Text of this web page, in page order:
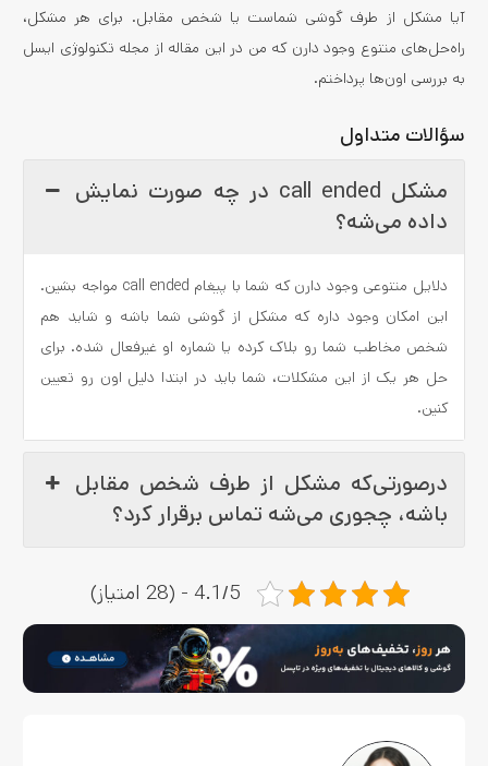
آیا مشکل از طرف گوشی شماست یا شخص مقابل. برای هر مشکل،
راه‌حل‌های متنوع وجود دارن که من در این مقاله از مجله تکنولوژی ایسل
به بررسی اون‌ها پرداختم.
سؤالات متداول
مشکل call ended در چه صورت نمایش
داده می‌شه؟
دلایل متنوعی وجود دارن که شما با پیغام call ended مواجه بشین.
این امکان وجود داره که مشکل از گوشی شما باشه و شاید هم
شخص مخاطب شما رو بلاک کرده یا شماره او غیرفعال شده. برای
حل هر یک از این مشکلات، شما باید در ابتدا دلیل اون رو تعیین
کنین.
درصورتی‌که مشکل از طرف شخص مقابل
باشه، چجوری می‌شه تماس برقرار کرد؟
4.1/5 - (28 امتیاز)